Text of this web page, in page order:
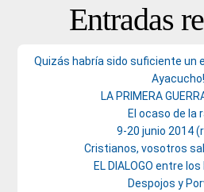
Entradas
Quizás habría sido suficiente un
Ayacucho!
LA PRIMERA
El ocaso de la
9-20 junio 2014
Cristianos, vosotros
EL DIALOGO entre los
Despojos y